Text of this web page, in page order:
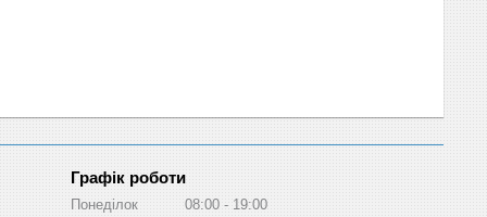
Графік роботи
Понеділок 08:00
19:00